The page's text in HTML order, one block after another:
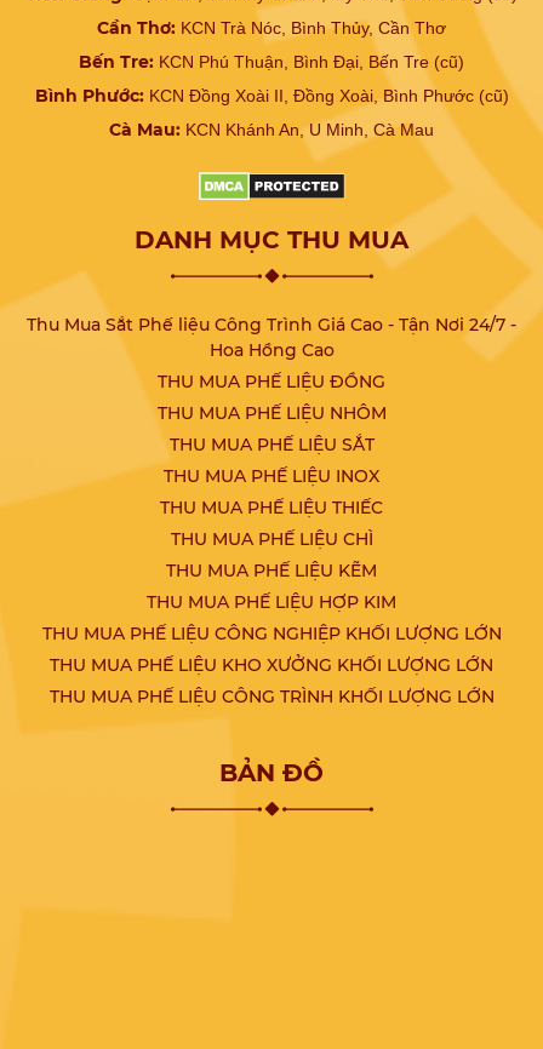
Cần Thơ: KCN Trà Nóc, Bình Thủy, Cần Thơ
Bến Tre: KCN Phú Thuận, Bình Đại, Bến Tre (cũ)
Bình Phước: KCN Đồng Xoài II, Đồng Xoài, Bình Phước (cũ)
Cà Mau: KCN Khánh An, U Minh, Cà Mau
DANH MỤC THU MUA
Thu Mua Sắt Phế liệu Công Trình Giá Cao - Tận Nơi 24/7 -
Hoa Hồng Cao
THU MUA PHẾ LIỆU ĐỒNG
THU MUA PHẾ LIỆU NHÔM
THU MUA PHẾ LIỆU SẮT
THU MUA PHẾ LIỆU INOX
THU MUA PHẾ LIỆU THIẾC
THU MUA PHẾ LIỆU CHÌ
THU MUA PHẾ LIỆU KẼM
THU MUA PHẾ LIỆU HỢP KIM
THU MUA PHẾ LIỆU CÔNG NGHIỆP KHỐI LƯỢNG LỚN
THU MUA PHẾ LIỆU KHO XƯỞNG KHỐI LƯỢNG LỚN
THU MUA PHẾ LIỆU CÔNG TRÌNH KHỐI LƯỢNG LỚN
BẢN ĐỒ